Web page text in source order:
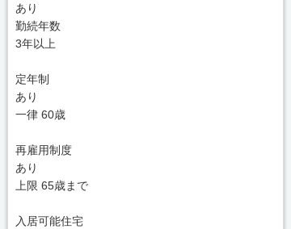
あり
勤続年数
3年以上
定年制
あり
一律 60歳
再雇用制度
あり
上限 65歳まで
入居可能住宅